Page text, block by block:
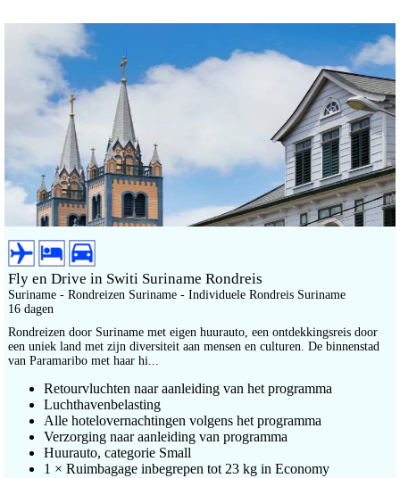
Fly en Drive in Switi Suriname Rondreis
Suriname - Rondreizen Suriname - Individuele Rondreis Suriname
16 dagen
Rondreizen door Suriname met eigen huurauto, een ontdekkingsreis door
een uniek land met zijn diversiteit aan mensen en culturen. De binnenstad
van Paramaribo met haar hi...
Retourvluchten naar aanleiding van het programma
Luchthavenbelasting
Alle hotelovernachtingen volgens het programma
Verzorging naar aanleiding van programma
Huurauto, categorie Small
1 × Ruimbagage inbegrepen tot 23 kg in Economy